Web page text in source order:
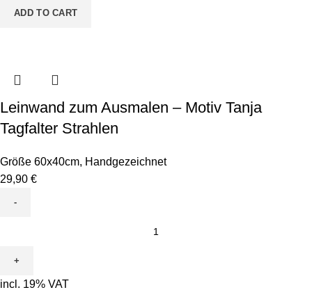
RundADD TO CART
Leinwand zum Ausmalen – Motiv Tanja
Tagfalter Strahlen
Größe 60x40cm, Handgezeichnet
29,90 €
Ausmalen
-
incl. 19% VAT